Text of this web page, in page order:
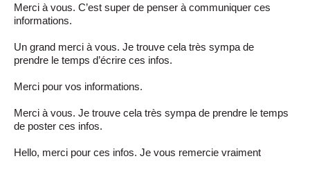
Merci à vous. C’est super de penser à communiquer ces
informations.
Un grand merci à vous. Je trouve cela très sympa de
prendre le temps d’écrire ces infos.
Merci pour vos informations.
Merci à vous. Je trouve cela très sympa de prendre le temps
de poster ces infos.
Hello, merci pour ces infos. Je vous remercie vraiment